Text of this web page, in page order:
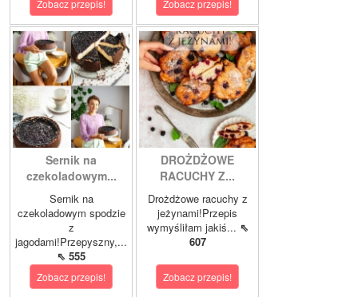
Zobacz przepis! Zobacz przepis!
Sernik na
czekoladowym...
Sernik na
czekoladowym spodzie
z
jagodami!Przepyszny,...
⇖ 555
Zobacz przepis!
DROŻDŻOWE
RACUCHY Z...
Drożdżowe racuchy z
jeżynami!Przepis
wymyśliłam jakiś... ⇖
607
Zobacz przepis!